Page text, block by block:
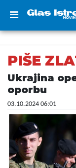
PIŠE
Ukrajina
oporbu
03.10.2024 06:01